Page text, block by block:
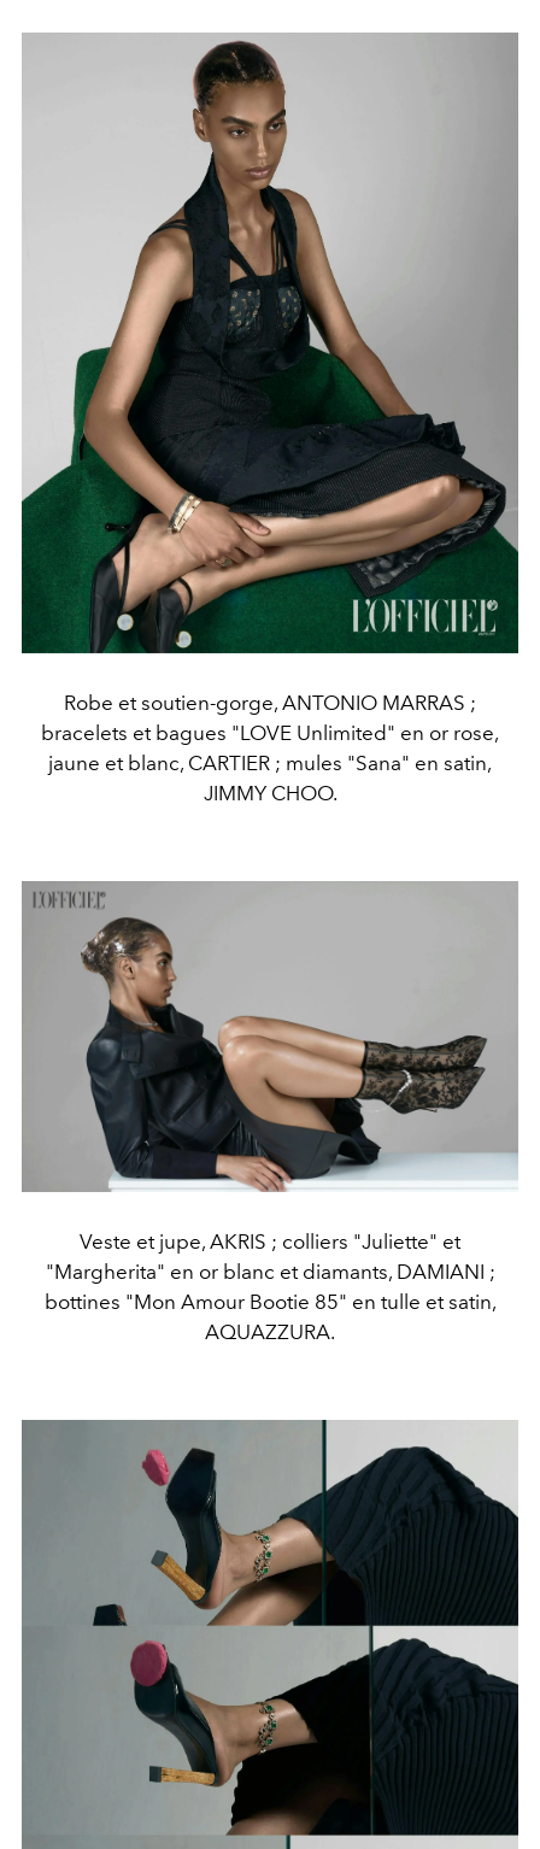
Robe et soutien-gorge, ANTONIO MARRAS ;
bracelets et bagues "LOVE Unlimited" en or rose,
jaune et blanc, CARTIER ; mules "Sana" en satin,
JIMMY CHOO.
Veste et jupe, AKRIS ; colliers "Juliette" et
"Margherita" en or blanc et diamants, DAMIANI ;
bottines "Mon Amour Bootie 85" en tulle et satin,
AQUAZZURA.